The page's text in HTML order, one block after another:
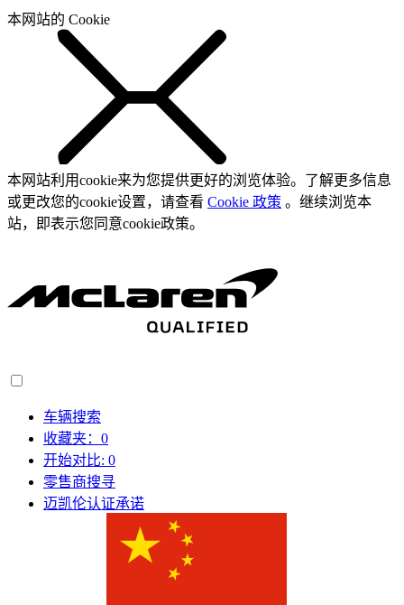
本网站的 Cookie
本网站利用cookie来为您提供更好的浏览体验。了解更多信息
或更改您的cookie设置，请查看 Cookie 政策 。继续浏览本
站，即表示您同意cookie政策。
车辆搜索
收藏夹： 0
开始对比: 0
零售商搜寻
迈凯伦认证承诺